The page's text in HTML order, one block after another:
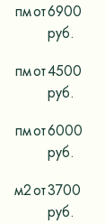
пмот6900
руб.
пмот4500
руб.
пмот6000
руб.
м2от3700
руб.